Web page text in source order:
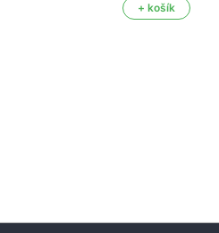
+ košík